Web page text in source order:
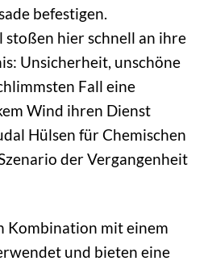
befestigen.
stoßen hier schnell an ihre
Unsicherheit, unschöne
Fall eine
Wind ihren Dienst
Hülsen für Chemischen
der Vergangenheit
Kombination mit einem
und bieten eine